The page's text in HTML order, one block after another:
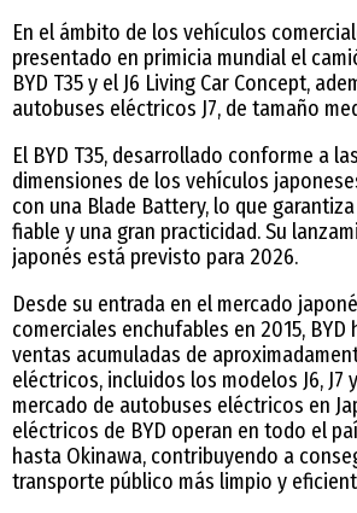
En el ámbito de los vehículos
presentado en primicia mundial el
BYD T35 y el J6 Living Car Concept,
autobuses eléctricos J7, de tamaño
El BYD T35, desarrollado conforme a
dimensiones de los vehículos
con una Blade Battery, lo que
fiable y una gran practicidad. Su
japonés está previsto para 2026.
Desde su entrada en el mercado
comerciales enchufables en 2015, BYD
ventas acumuladas de
eléctricos, incluidos los modelos J6, J7
mercado de autobuses eléctricos en
eléctricos de BYD operan en todo el
hasta Okinawa, contribuyendo a
transporte público más limpio y